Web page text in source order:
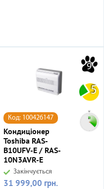
9
5
Код: 100426147
Кондиціонер
Toshiba RAS-
B10UFV-E / RAS-
10N3AVR-E
Закінчується
Ціна
31 999,00 грн.